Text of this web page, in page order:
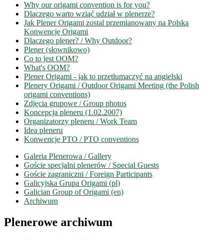
Why our origami convention is for you?
Dlaczego warto wziąć udział w plenerze?
Jak Plener Origami zostal przemianowany na Polską
Konwencję Origami
Dlaczego plener? / Why Outdoor?
Plener (słownikowo)
Co to jest OOM?
What's OOM?
Plener Origami - jak to przetłumaczyć na angielski
Plenery Origami / Outdoor Origami Meeting (the Polish
origami conventions)
Zdjęcia grupowe / Group photos
Koncepcja pleneru (1.02.2007)
Organizatorzy pleneru / Work Team
Idea pleneru
Konwencje PTO / PTO conventions
Galeria Plenerowa / Gallery
Goście specjalni plenerów / Special Guests
Goście zagraniczni / Foreign Participants
Galicyjska Grupa Origami (pl)
Galician Group of Origami (en)
Archiwum
Plenerowe archiwum